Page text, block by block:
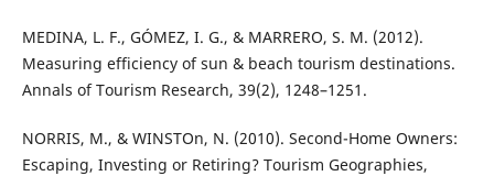
MEDINA, L. F., GÓMEZ, I. G., & MARRERO, S. M. (2012).
Measuring efficiency of sun & beach tourism destinations.
Annals of Tourism Research, 39(2), 1248–1251.
NORRIS, M., & WINSTOn, N. (2010). Second-Home Owners:
Escaping, Investing or Retiring? Tourism Geographies,